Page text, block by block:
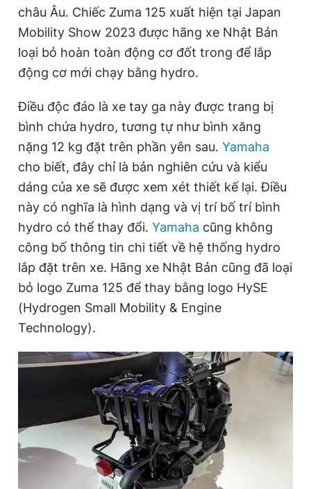
châu Âu. Chiếc Zuma 125 xuất hiện tại Japan
Mobility Show 2023 được hãng xe Nhật Bản
loại bỏ hoàn toàn động cơ đốt trong để lắp
động cơ mới chạy bằng hydro.
Điều độc đáo là xe tay ga này được trang bị
bình chứa hydro, tương tự như bình xăng
nặng 12 kg đặt trên phần yên sau. Yamaha
cho biết, đây chỉ là bản nghiên cứu và kiểu
dáng của xe sẽ được xem xét thiết kế lại. Điều
này có nghĩa là hình dạng và vị trí bố trí bình
hydro có thể thay đổi. Yamaha cũng không
công bố thông tin chi tiết về hệ thống hydro
lắp đặt trên xe. Hãng xe Nhật Bản cũng đã loại
bỏ logo Zuma 125 để thay bằng logo HySE
(Hydrogen Small Mobility & Engine
Technology).